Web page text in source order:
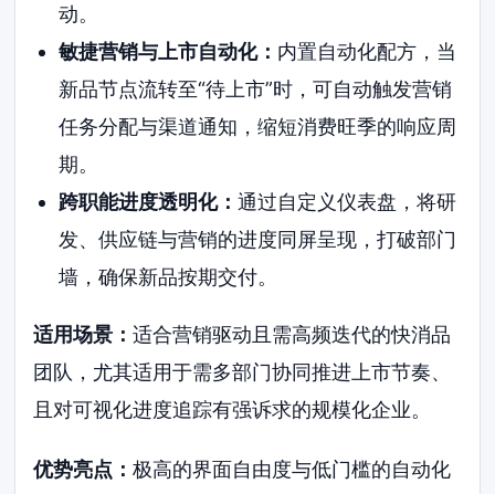
动。
敏捷营销与上市自动化： 内置自动化配方，当
新品节点流转至“待上市”时，可自动触发营销
任务分配与渠道通知，缩短消费旺季的响应周
期。
跨职能进度透明化： 通过自定义仪表盘，将研
发、供应链与营销的进度同屏呈现，打破部门
墙，确保新品按期交付。
适用场景：适合营销驱动且需高频迭代的快消品
团队，尤其适用于需多部门协同推进上市节奏、
且对可视化进度追踪有强诉求的规模化企业。
优势亮点：极高的界面自由度与低门槛的自动化